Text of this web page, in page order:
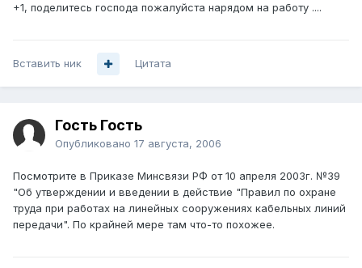
+1, поделитесь господа пожалуйста нарядом на работу ....
Вставить ник Цитата
Гость Гость
Опубликовано 17 августа, 2006
Посмотрите в Приказе Минсвязи РФ от 10 апреля 2003г. №39
"Об утверждении и введении в действие "Правил по охране
труда при работах на линейных сооружениях кабельных линий
передачи". По крайней мере там что-то похожее.